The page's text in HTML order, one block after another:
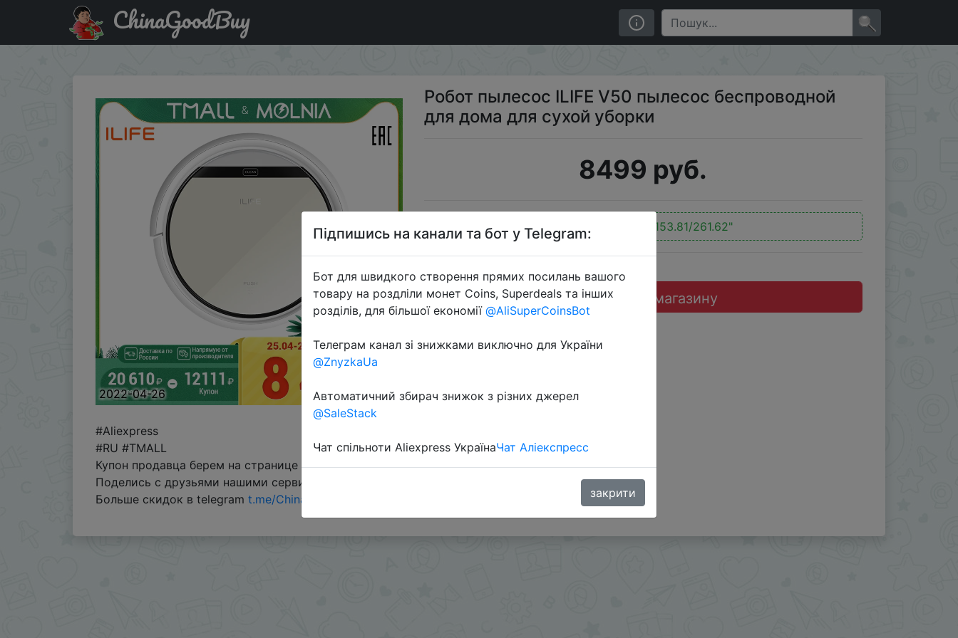
Придбати по знижці $153.81/261.62 Робот пылесос ILIFE V50 пылесос беспроводной для дома для сухой уборки
ChinaGoodBuy
2022-04-26
Робот пылесос ILIFE V50 пылесос беспроводной
для дома для сухой уборки
8499 руб.
"$153.81/261.62"
Перейти до магазину
#Aliexpress
#RU #TMALL
Купон продавца берем на странице товара под ценой.
Поделись с друзьями нашими сервисами - @SKIDKOVOZ
Больше скидок в telegram t.me/ChinaGoodBuy
Підпишись на канали та бот у Telegram:
Бот для швидкого створення прямих посилань вашого
товару на роздліли монет Coins, Superdeals та інших
розділів, для більшої економії @AliSuperCoinsBot
Телеграм канал зі знижками виключно для України
@ZnyzkaUa
Автоматичний збирач знижок з різних джерел
@SaleStack
Чат спільноти Aliexpress УкраїнаЧат Аліекспресс
закрити